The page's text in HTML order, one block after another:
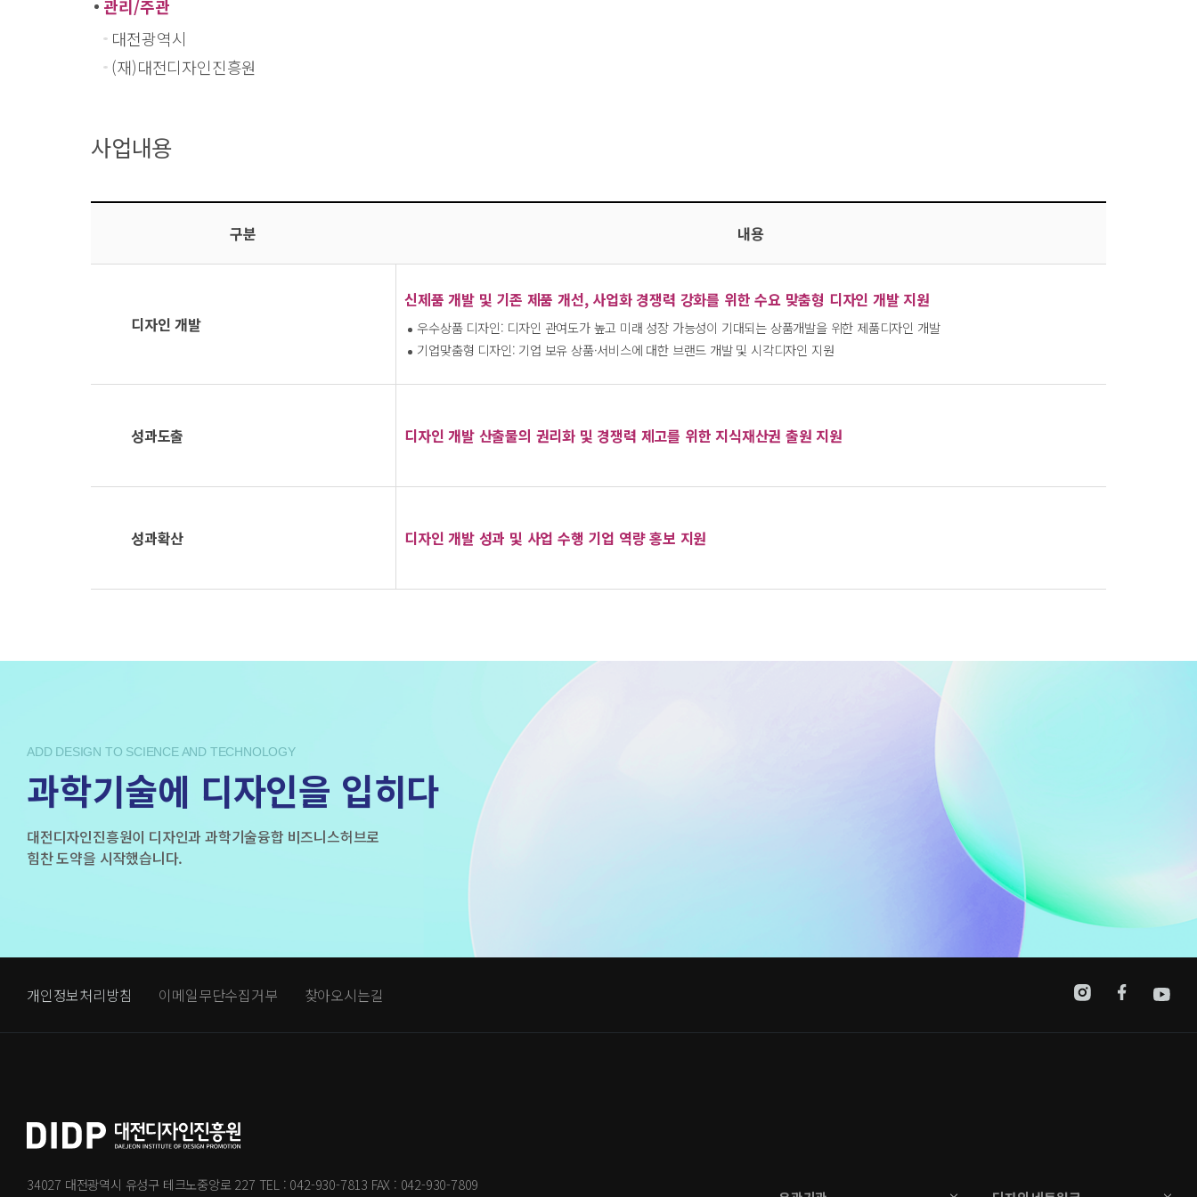
관리/주관
대전광역시
(재)대전디자인진흥원
사업내용
구분 내용
디자인 개발
신제품 개발 및 기존 제품 개선, 사업화 경쟁력 강화를 위한 수요 맞춤형 디자인 개발 지원
우수상품 디자인: 디자인 관여도가 높고 미래 성장 가능성이 기대되는 상품개발을 위한 제품디자인 개발
기업맞춤형 디자인: 기업 보유 상품·서비스에 대한 브랜드 개발 및 시각디자인 지원
성과도출 디자인 개발 산출물의 권리화 및 경쟁력 제고를 위한 지식재산권 출원 지원
성과확산 디자인 개발 성과 및 사업 수행 기업 역량 홍보 지원
ADD DESIGN TO SCIENCE AND TECHNOLOGY
과학기술에 디자인을 입히다
대전디자인진흥원이 디자인과 과학기술융합 비즈니스허브로
힘찬 도약을 시작했습니다.
개인정보처리방침 이메일무단수집거부 찾아오시는길
34027 대전광역시 유성구 테크노중앙로 227 TEL : 042-930-7813 FAX : 042-930-7809